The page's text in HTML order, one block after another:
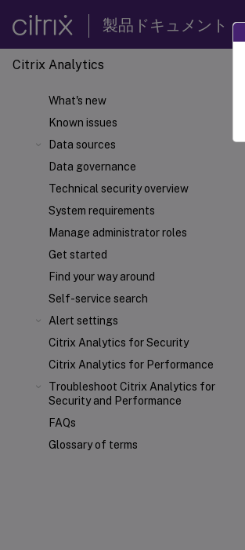
製品ドキュメント
Citrix Analytics
What's new
Known issues
Data sources
Data governance
Technical security overview
System requirements
Manage administrator roles
Get started
Find your way around
Self-service search
Alert settings
Citrix Analytics for Security
Citrix Analytics for Performance
Troubleshoot Citrix Analytics for
Security and Performance
FAQs
Glossary of terms